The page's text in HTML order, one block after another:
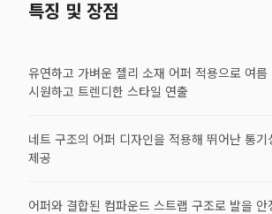
특징 및 장점
유연하고 가벼운 젤리 소재 어퍼 적용으로 여
시원하고 트렌디한 스타일 연출
네트 구조의 어퍼 디자인을 적용해 뛰어난 통
제공
어퍼와 결합된 컴파운드 스트랩 구조로 발을